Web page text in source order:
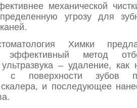
механической
угрозу для
Химки
эффективный метод
– удаление, как
с поверхности зубов
скалера, и последующее